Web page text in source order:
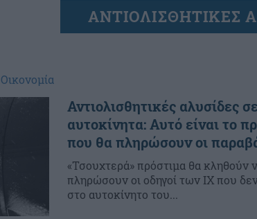
ΑΝΤΙΟΛΙΣΘΗΤΙΚΕΣ
Οικονομία
Αντιολισθητικές αλυσίδες σε
αυτοκίνητα: Αυτό είναι το
που θα πληρώσουν οι
«Τσουχτερά» πρόστιμα θα κληθούν
πληρώσουν οι οδηγοί των ΙΧ που
στο αυτοκίνητο του...